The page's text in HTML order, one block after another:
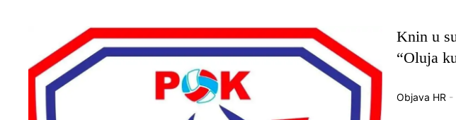
Knin u
“Oluja
Objava HR -